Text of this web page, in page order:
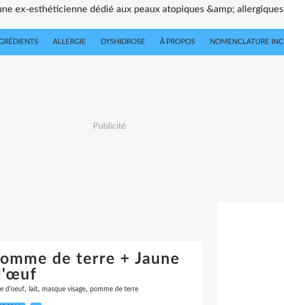
ex-esthéticienne dédié aux peaux atopiques &amp; allergiques
ALLERGIE DYSHIDROSE À PROPOS NOMENCLATURE INCI
Publicité
de terre + Jaune
d'oeuf, lait, masque visage, pomme de terre